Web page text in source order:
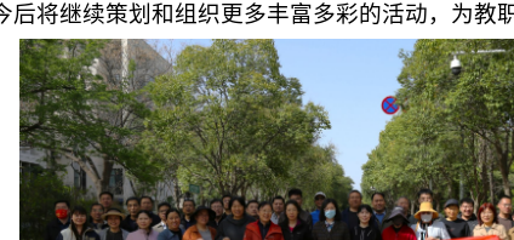
将继续策划和组织更多丰富多彩的活动，为教